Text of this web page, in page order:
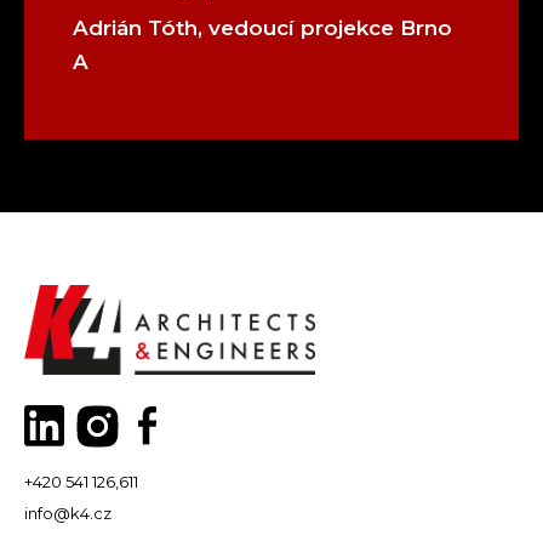
Adrián Tóth, vedoucí projekce Brno
A
+420 541 126,611
info@k4.cz